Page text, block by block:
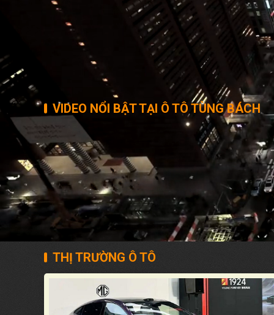
VIDEO NỔI BẬT TẠI Ô TÔ TÙNG BÁCH
THỊ TRƯỜNG Ô TÔ